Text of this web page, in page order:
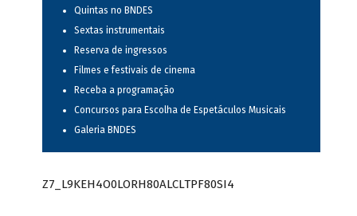
Quintas no BNDES
Sextas instrumentais
Reserva de ingressos
Filmes e festivais de cinema
Receba a programação
Concursos para Escolha de Espetáculos Musicais
Galeria BNDES
Z7_L9KEH4O0LORH80ALCLTPF80SI4